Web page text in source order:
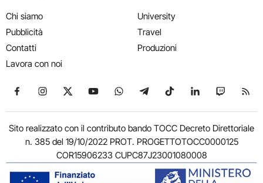
Chi siamo
Pubblicità
Contatti
Lavora con noi
University
Travel
Produzioni
Seguici su Facebook
Seguici su Instagram
Seguici su X
Seguici su YouTube
Seguici su WhatsApp
Seguici su Telegram
Seguici su TikTok
Seguici su
Seguici
Sito realizzato con il contributo bando TOCC Decreto Direttoriale
n. 385 del 19/10/2022 PROT. PROGETTOTOCC0000125
COR15906233 CUPC87J23001080008